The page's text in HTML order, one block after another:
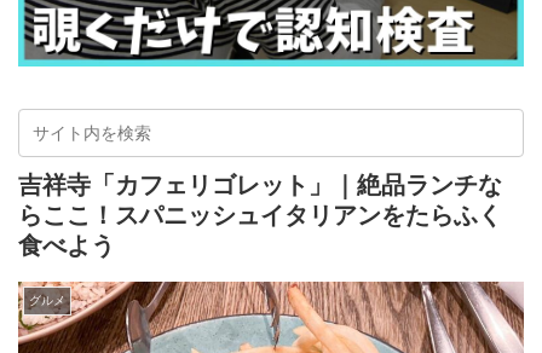
吉祥寺「カフェリゴレット」｜絶品ランチな
らここ！スパニッシュイタリアンをたらふく
食べよう
グルメ